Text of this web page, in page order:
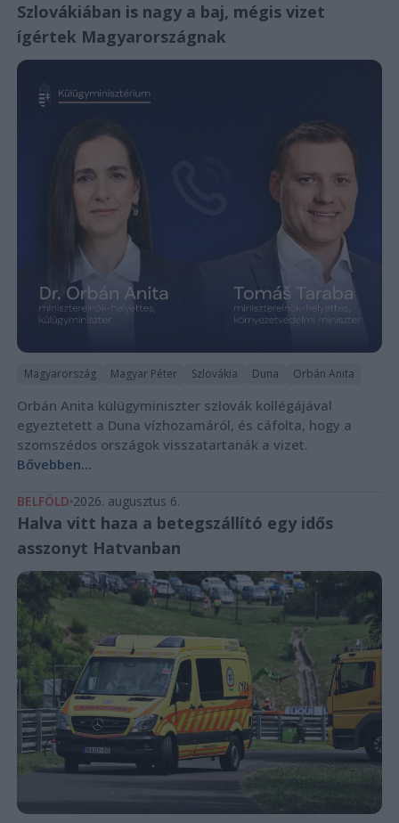
Szlovákiában is nagy a baj, mégis vizet
ígértek Magyarországnak
Magyarország Magyar Péter Szlovákia Duna Orbán Anita
Orbán Anita külügyminiszter szlovák kollégájával
egyeztetett a Duna vízhozamáról, és cáfolta, hogy a
szomszédos országok visszatartanák a vizet.
Bővebben...
BELFÖLD 2026. augusztus 6.
Halva vitt haza a betegszállító egy idős
asszonyt Hatvanban